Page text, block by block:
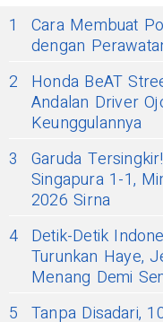
1
Cara Membuat
dengan
2
Honda BeAT
Andalan Driver
Keunggulannya
3
Garuda
Singapura 1-1,
2026 Sirna
4 Detik-Detik
Turunkan Haye,
Menang Demi
5 Tanpa Disadari,